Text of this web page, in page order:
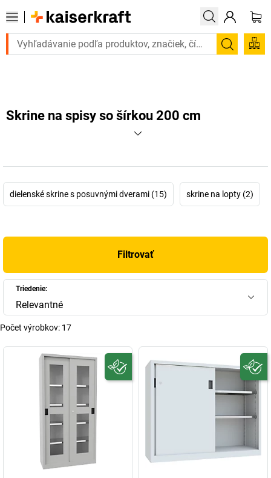
to urgentne? Vybrané bestsellery doručíme do 72 hodín.
Skrine na spisy so šírkou 200 cm
dielenské skrine s posuvnými dverami (15) skrine na lopty (2)
Filtrovať
Triedenie:
Relevantné
Počet výrobkov: 17